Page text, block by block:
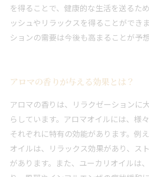
を得ることで、健康的な生活を送るた
ッシュやリラックスを得ることができ
ションの需要は今後も高まることが予想
アロマの香りが与える効果とは？
アロマの香りは、リラクゼーションに
らしています。アロマオイルには、様
それぞれに特有の効能があります。例
オイルは、リラックス効果があり、ス
があります。また、ユーカリオイルは